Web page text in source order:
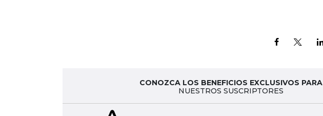
CONOZCA LOS BENEFICIOS EXCLUSIVOS PARA
NUESTROS SUSCRIPTORES